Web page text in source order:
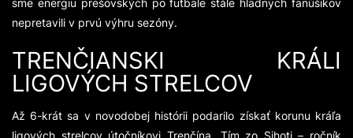
nepretavili v prvú výhru sezóny.
TRENČIANSKI KRÁLI
LIGOVÝCH STRELCOV
Až 6-krát sa v novodobej histórii podarilo získať korunu kráľa